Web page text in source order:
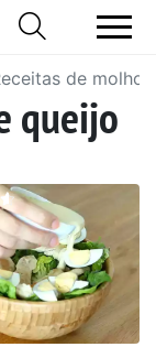
de molho
queijo